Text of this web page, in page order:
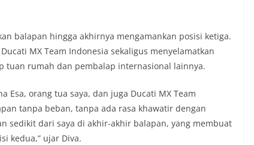
balapan hingga akhirnya mengamankan posisi ketiga.
MX Team Indonesia sekaligus menyelamatkan
tuan rumah dan pembalap internasional lainnya.
Esa, orang tua saya, dan juga Ducati MX Team
tanpa beban, tanpa ada rasa khawatir dengan
sedikit dari saya di akhir-akhir balapan, yang membuat
kedua,” ujar Diva.